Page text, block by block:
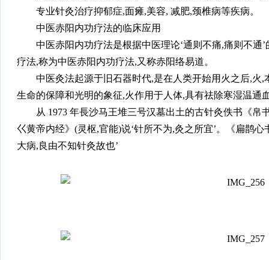
专业针灸治疗抑郁症,面瘫,美容, 减肥,颈椎病等疾病。
中医赤阳内功疗法的临床应用
中医赤阳内功疗法是根据中医理论‘通则不痛,痛则不通
疗法,称为中医赤阳内功疗法,又称赤阳络易道。
中医灸法起源于旧石器时代,是在人类开始用火之后,火
生命的保障和光明的象征,火作用于人体,具有祛除寒湿温通
从 1973 年長沙马王堆三号汉墓出土的古针灸佚书《
巜黄帝内经》(灵枢,官能)说‘针所不为,灸之所宜’。《扁鹊
大病,良由不知针灸故也’